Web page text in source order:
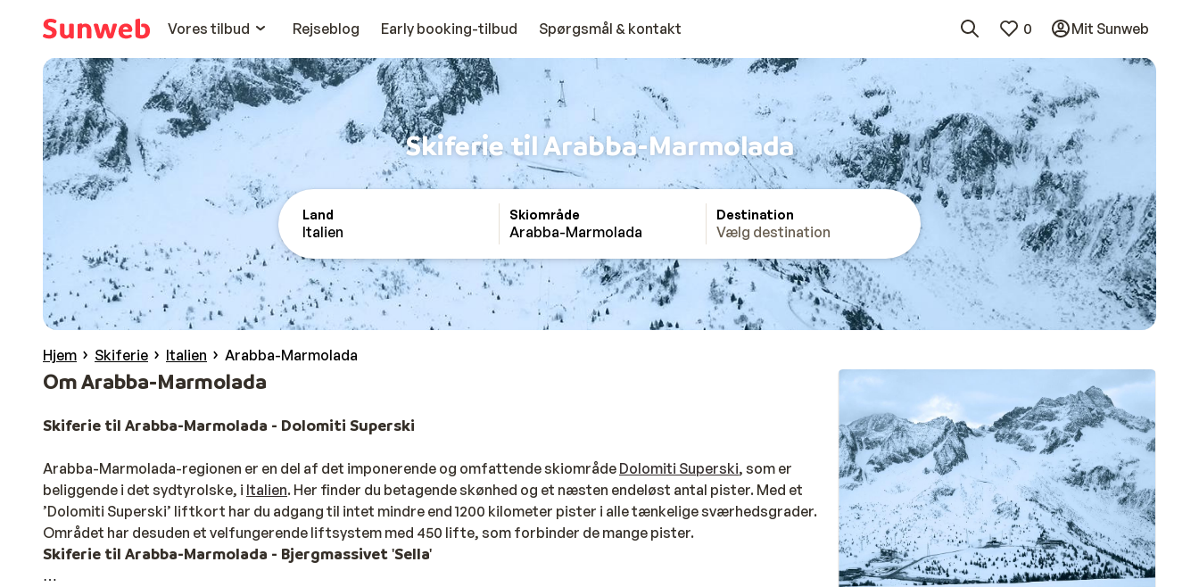
Vores tilbud
Rejseblog Early booking-tilbud Spørgsmål & kontakt 0 Mit Sunweb
Skiferie til Arabba-Marmolada
Land
Italien
Skiområde
Arabba-Marmolada
Destination
Vælg destination
Hjem Skiferie Italien Arabba-Marmolada
Om Arabba-Marmolada
Skiferie til Arabba-Marmolada - Dolomiti Superski
Arabba-Marmolada-regionen er en del af det imponerende og omfattende skiområde Dolomiti Superski, som er
beliggende i det sydtyrolske, i Italien. Her finder du betagende skønhed og et næsten endeløst antal pister. Med et
’Dolomiti Superski’ liftkort har du adgang til intet mindre end 1200 kilometer pister i alle tænkelige sværhedsgrader.
Området har desuden et velfungerende liftsystem med 450 lifte, som forbinder de mange pister.
Skiferie til Arabba-Marmolada - Bjergmassivet 'Sella'